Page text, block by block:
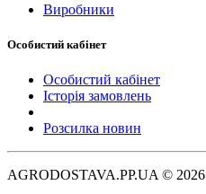
Виробники
Особистий кабінет
Особистий кабінет
Історія замовлень
Розсилка новин
AGRODOSTAVA.PP.UA © 2026